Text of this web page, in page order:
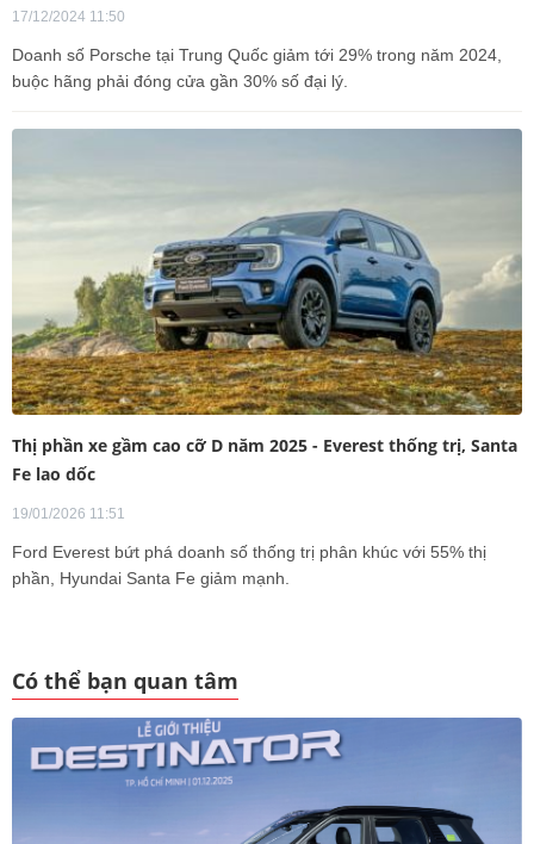
17/12/2024 11:50
Doanh số Porsche tại Trung Quốc giảm tới 29% trong năm 2024,
buộc hãng phải đóng cửa gần 30% số đại lý.
Thị phần xe gầm cao cỡ D năm 2025 - Everest thống trị, Santa
Fe lao dốc
19/01/2026 11:51
Ford Everest bứt phá doanh số thống trị phân khúc với 55% thị
phần, Hyundai Santa Fe giảm mạnh.
Có thể bạn quan tâm